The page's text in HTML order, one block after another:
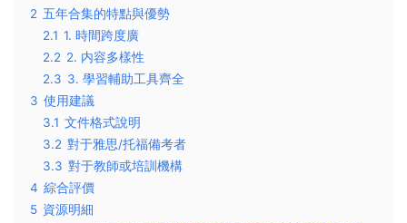
2 五年合集的特點與優勢
2.1 1. 時間跨度廣
2.2 2. 内容多樣性
2.3 3. 學習輔助工具齊全
3 使用建議
3.1 文件格式說明
3.2 對于雅思/托福備考者
3.3 對于教師或培訓機構
4 綜合評價
5 資源明細